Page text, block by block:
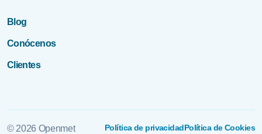
Blog
Conócenos
Clientes
© 2026 Openmet Política de privacidadPolítica de Cookies